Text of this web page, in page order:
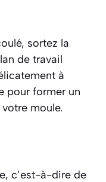
sortez la
de travail
à
pour former un
moule.
, c’est-à-dire de